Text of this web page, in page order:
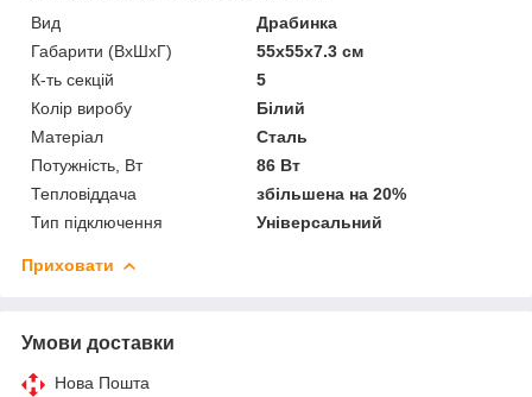
Вид
Драбинка
Габарити (ВхШхГ)
55х55х7.3 см
К-ть секцій
5
Колір виробу
Білий
Матеріал
Сталь
Потужність, Вт
86 Вт
Тепловіддача
збільшена на 20%
Тип підключення
Універсальний
Приховати
Умови доставки
Нова Пошта